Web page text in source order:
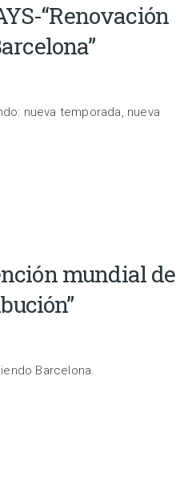
“Renovación
nueva temporada, nueva
mundial de
Barcelona.